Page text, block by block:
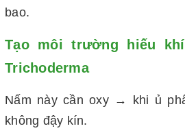
bao.
Tạo môi trường hiếu
Trichoderma
Nấm này cần oxy → khi ủ
không đậy kín.